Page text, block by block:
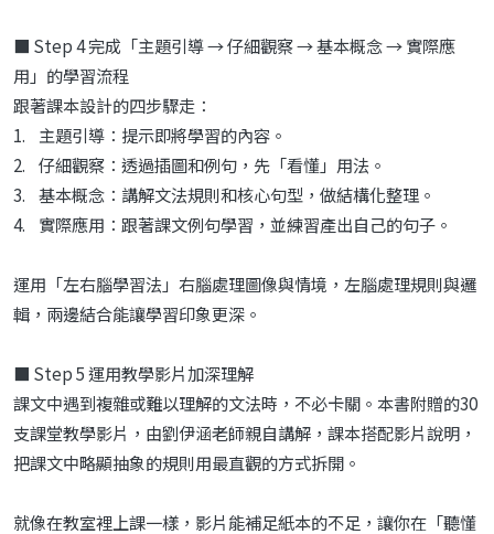
■ Step 4 完成「主題引導 → 仔細觀察 → 基本概念 → 實際應
用」的學習流程
跟著課本設計的四步驟走：
1. 主題引導：提示即將學習的內容。
2. 仔細觀察：透過插圖和例句，先「看懂」用法。
3. 基本概念：講解文法規則和核心句型，做結構化整理。
4. 實際應用：跟著課文例句學習，並練習產出自己的句子。
運用「左右腦學習法」右腦處理圖像與情境，左腦處理規則與邏
輯，兩邊結合能讓學習印象更深。
■ Step 5 運用教學影片加深理解
課文中遇到複雜或難以理解的文法時，不必卡關。本書附贈的30
支課堂教學影片，由劉伊涵老師親自講解，課本搭配影片說明，
把課文中略顯抽象的規則用最直觀的方式拆開。
就像在教室裡上課一樣，影片能補足紙本的不足，讓你在「聽懂